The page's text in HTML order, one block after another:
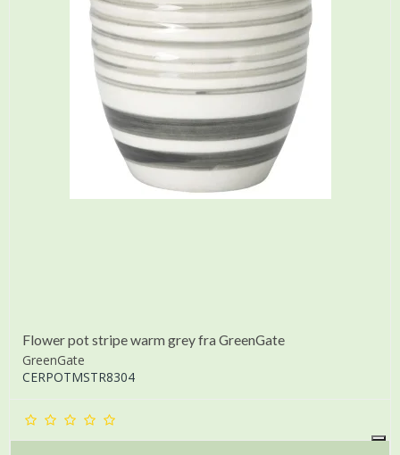
Flower pot stripe warm grey fra GreenGate
GreenGate
CERPOTMSTR8304